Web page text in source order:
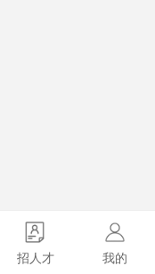
招人才 我的